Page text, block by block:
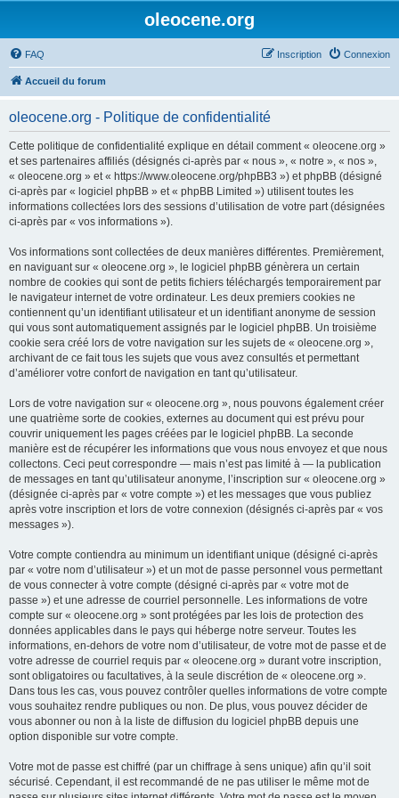
oleocene.org
FAQ Connexion
Inscription
Accueil du forum
oleocene.org - Politique de confidentialité
Cette politique de confidentialité explique en détail comment « oleocene.org »
et ses partenaires affiliés (désignés ci-après par « nous », « notre », « nos »,
« oleocene.org » et « https://www.oleocene.org/phpBB3 ») et phpBB (désigné
ci-après par « logiciel phpBB » et « phpBB Limited ») utilisent toutes les
informations collectées lors des sessions d’utilisation de votre part (désignées
ci-après par « vos informations »).
Vos informations sont collectées de deux manières différentes. Premièrement,
en naviguant sur « oleocene.org », le logiciel phpBB génèrera un certain
nombre de cookies qui sont de petits fichiers téléchargés temporairement par
le navigateur internet de votre ordinateur. Les deux premiers cookies ne
contiennent qu’un identifiant utilisateur et un identifiant anonyme de session
qui vous sont automatiquement assignés par le logiciel phpBB. Un troisième
cookie sera créé lors de votre navigation sur les sujets de « oleocene.org »,
archivant de ce fait tous les sujets que vous avez consultés et permettant
d’améliorer votre confort de navigation en tant qu’utilisateur.
Lors de votre navigation sur « oleocene.org », nous pouvons également créer
une quatrième sorte de cookies, externes au document qui est prévu pour
couvrir uniquement les pages créées par le logiciel phpBB. La seconde
manière est de récupérer les informations que vous nous envoyez et que nous
collectons. Ceci peut correspondre — mais n’est pas limité à — la publication
de messages en tant qu’utilisateur anonyme, l’inscription sur « oleocene.org »
(désignée ci-après par « votre compte ») et les messages que vous publiez
après votre inscription et lors de votre connexion (désignés ci-après par « vos
messages »).
Votre compte contiendra au minimum un identifiant unique (désigné ci-après
par « votre nom d’utilisateur ») et un mot de passe personnel vous permettant
de vous connecter à votre compte (désigné ci-après par « votre mot de
passe ») et une adresse de courriel personnelle. Les informations de votre
compte sur « oleocene.org » sont protégées par les lois de protection des
données applicables dans le pays qui héberge notre serveur. Toutes les
informations, en-dehors de votre nom d’utilisateur, de votre mot de passe et de
votre adresse de courriel requis par « oleocene.org » durant votre inscription,
sont obligatoires ou facultatives, à la seule discrétion de « oleocene.org ».
Dans tous les cas, vous pouvez contrôler quelles informations de votre compte
vous souhaitez rendre publiques ou non. De plus, vous pouvez décider de
vous abonner ou non à la liste de diffusion du logiciel phpBB depuis une
option disponible sur votre compte.
Votre mot de passe est chiffré (par un chiffrage à sens unique) afin qu’il soit
sécurisé. Cependant, il est recommandé de ne pas utiliser le même mot de